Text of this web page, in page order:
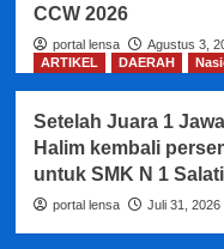
CCW 2026
portal lensa Agustus 3,
ARTIKEL
DAERAH
Setelah Juara 1
Halim kembali
untuk SMK N 1
portal lensa Juli 31, 2026